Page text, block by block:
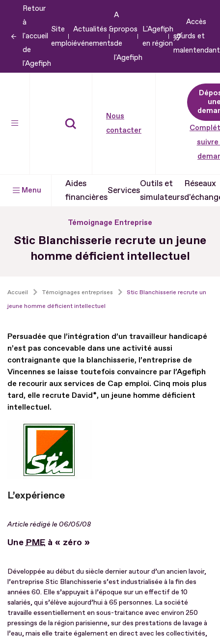
contenu
Retour
à
l'accueil
de
l'Agefiph
Site
emploi
Actualités &
événements
A
propos
de
l'Agefiph
L'Agefiph
en région
Accès
sourds et
Nous
contacter
suivre
Menu
Aides
financières
Services
Outils et
simulateurs
Réseaux
Témoignage Entreprise
Stic Blanchisserie recrute un jeune
homme déficient intellectuel
Accueil Témoignages entreprises
Stic Blanchisserie recrute un
jeune homme déficient intellectuel
Persuadée que l’intégration d’un travailleur handicapé
n’est pas concevable dans une activité aussi
contraignante que la blanchisserie, l’entreprise de
Vincennes se laisse toutefois convaincre par l’Agefiph
de recourir aux services de Cap emploi. Cinq mois plus
tard, elle recrute David*, un jeune homme déficient
intellectuel.
L’expérience
Article rédigé le 06/05/08
Une PME à « zéro »
Développée au début du siècle dernier autour d’un ancien lavoir,
l’entreprise Stic Blanchisserie s’est industrialisée à la fin des
années 60. Elle s’appuyait à l’époque sur un effectif de 10
salariés, qui s’élève aujourd’hui à 65 personnes. La société
travaille essentiellement en sous-traitance avec environ 250
pressings de la région parisienne, sur des prestations de lavage à
l’eau, mais elle traite également en direct avec les collectivités,